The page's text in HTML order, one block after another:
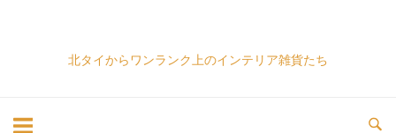
北タイからワンランク上のインテリア雑貨たち